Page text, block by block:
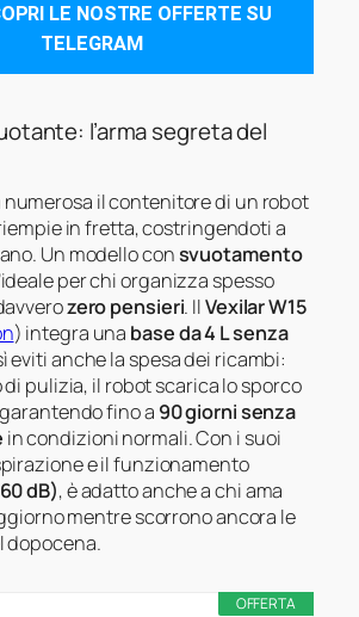
LE NOSTRE OFFERTE SU
TELEGRAM
l’arma segreta del
numerosa il contenitore di un robot
in fretta, costringendoti a
Un modello consvuotamento
per chi organizza spesso
zero pensieri. IlVexilar W15
) integra una base da 4 L senza
eviti anche la spesa dei ricambi:
pulizia, il robot scarica lo sporco
fino a 90 giorni senza
in condizioni normali. Con i suoi
e il funzionamento
dB), è adatto anche a chi ama
mentre scorrono ancora le
dopocena.
OFFERTA